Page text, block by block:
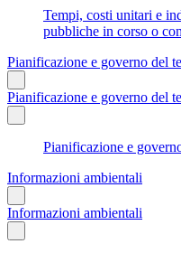
Tempi, costi unitari e
pubbliche in corso o
Pianificazione e governo del
Pianificazione e governo del
Pianificazione e
Informazioni ambientali
Informazioni ambientali